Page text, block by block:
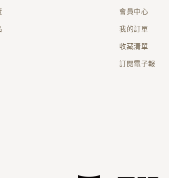
會員中心
我的訂單
收藏清單
訂閱電子報